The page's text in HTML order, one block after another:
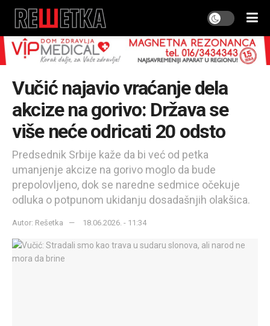
Vučić najavio vraćanje dela
akcize na gorivo: Država se
više neće odricati 20 odsto
Predsednik Srbije kaže da bi već od petka
umanjenje akcize na gorivo moglo da bude
prepolovljeno, dok se naredne sedmice očekuje
odluka o potpunom ukidanju dosadašnjih olakšica.
Autor: Rešetka 18.06.2026. - 11:34